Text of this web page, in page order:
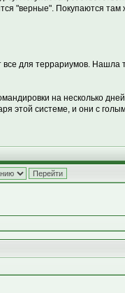
"верные". Покупаются там
для террариумов. Нашла
на несколько
этой системе, и они с